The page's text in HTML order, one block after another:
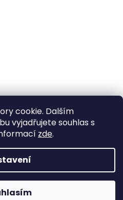
cookie. Dalším
vyjadřujete souhlas s
zde.